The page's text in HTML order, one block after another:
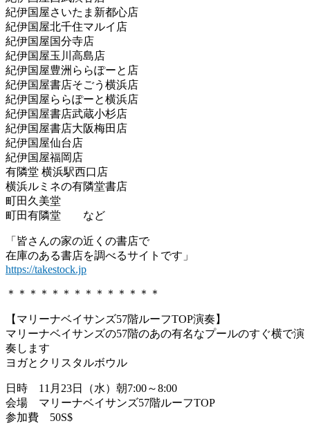
紀伊国屋さいたま新都心店
紀伊国屋北千住マルイ店
紀伊国屋国分寺店
紀伊国屋玉川高島店
紀伊国屋豊洲ららぽーと店
紀伊国屋書店そごう横浜店
紀伊国屋ららぽーと横浜店
紀伊国屋書店武蔵小杉店
紀伊国屋書店大阪梅田店
紀伊国屋仙台店
紀伊国屋福岡店
有隣堂 横浜駅西口店
横浜ルミネの有隣堂書店
町田久美堂
町田有隣堂 など
「皆さんの家の近くの書店で
在庫のある書店を調べるサイトです」
https://takestock.jp
＊＊＊＊＊＊＊＊＊＊＊＊＊＊
【マリーナベイサンズ57階ルーフTOP演奏】
マリーナベイサンズの57階のあの有名なプールのすぐ横で演
奏します
ヨガとクリスタルボウル
日時 11月23日（水）朝7:00～8:00
会場 マリーナベイサンズ57階ルーフTOP
参加費 50S$